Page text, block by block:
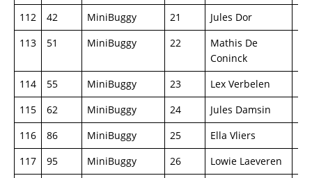
112
42 MiniBuggy 21 Jules Dor
113
51 MiniBuggy 22
Mathis De
Coninck
114 55 MiniBuggy 23 Lex Verbelen
115
62 MiniBuggy 24 Jules Damsin
116
86 MiniBuggy 25 Ella Vliers
117
95 MiniBuggy 26 Lowie Laeveren